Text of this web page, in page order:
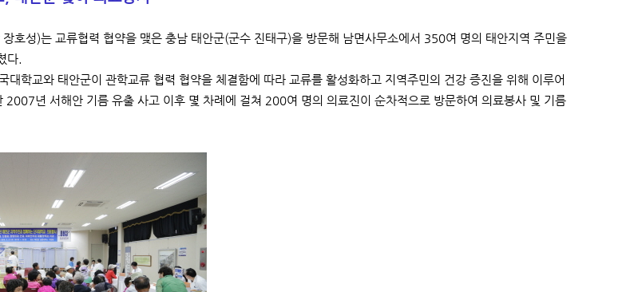
호성)는 교류협력 협약을 맺은 충남 태안군(군수 진태구)을 방문해 남면사무소에서 350여 명의 태안지역 주민을
다.
대학교와 태안군이 관학교류 협력 협약을 체결함에 따라 교류를 활성화하고 지역주민의 건강 증진을 위해 이루어
2007년 서해안 기름 유출 사고 이후 몇 차례에 걸쳐 200여 명의 의료진이 순차적으로 방문하여 의료봉사 및 기름